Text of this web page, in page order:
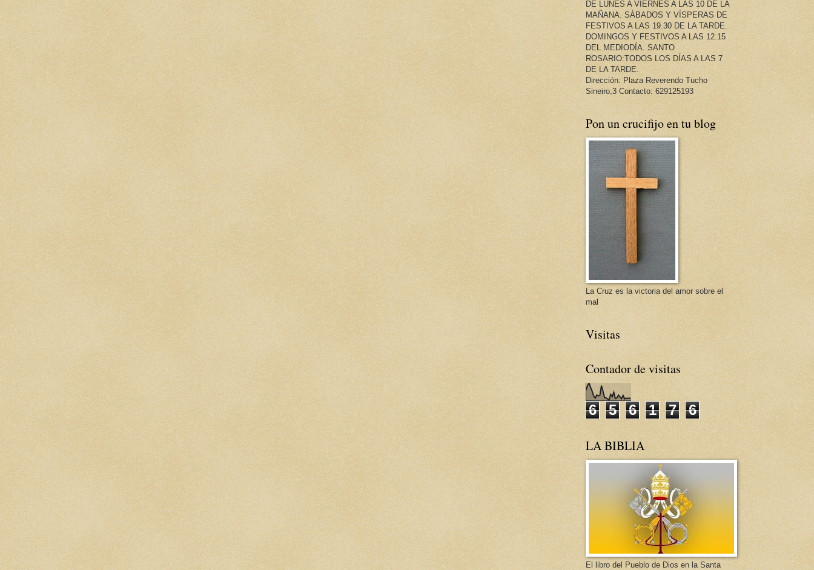
DE LUNES A VIERNES A LAS 10 DE LA
MAÑANA. SÁBADOS Y VÍSPERAS DE
FESTIVOS A LAS 19.30 DE LA TARDE.
DOMINGOS Y FESTIVOS A LAS 12.15
DEL MEDIODÍA. SANTO
ROSARIO:TODOS LOS DÍAS A LAS 7
DE LA TARDE.
Dirección: Plaza Reverendo Tucho
Sineiro,3 Contacto: 629125193
Pon un crucifijo en tu blog
La Cruz es la victoria del amor sobre el
mal
Visitas
Contador de visitas
6 5 6 1 7 6
LA BIBLIA
El libro del Pueblo de Dios en la Santa